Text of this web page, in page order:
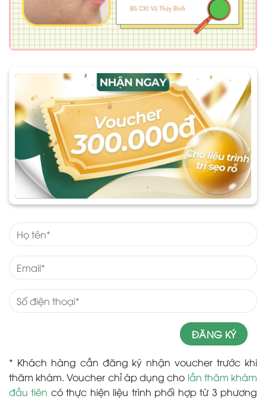
* Khách hàng cần đăng ký nhận voucher trước khi
thăm khám. Voucher chỉ áp dụng cho lần thăm khám
đầu tiên có thực hiện liệu trình phối hợp từ 3 phương